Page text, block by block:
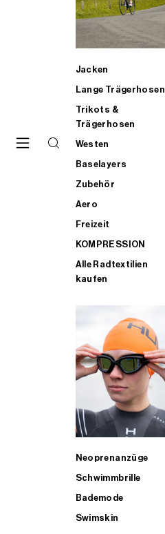
Jacken
Lange Trägerhosen
Trikots &
Trägerhosen
Westen
Baselayers
Zubehör
Aero
Freizeit
KOMPRESSION
Alle Radtextilien
kaufen
Neoprenanzüge
Schwimmbrille
Bademode
Swimskin